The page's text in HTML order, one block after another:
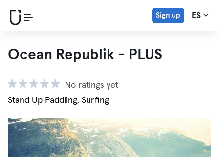
Sign up ES
Ocean Republik - PLUS
No ratings yet
Stand Up Paddling, Surfing